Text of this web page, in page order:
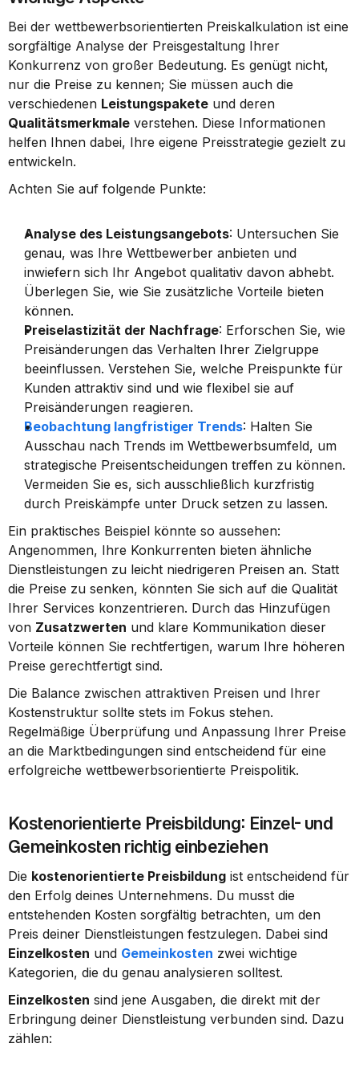
Bei der wettbewerbsorientierten Preiskalkulation ist eine
sorgfältige Analyse der Preisgestaltung Ihrer
Konkurrenz von großer Bedeutung. Es genügt nicht,
nur die Preise zu kennen; Sie müssen auch die
verschiedenen Leistungspakete
Qualitätsmerkmale verstehen. Diese Informationen
helfen Ihnen dabei, Ihre eigene Preisstrategie gezielt zu
entwickeln.
Achten Sie auf folgende Punkte:
Analyse des Leistungsangebots: Untersuchen Sie
genau, was Ihre Wettbewerber anbieten und
inwiefern sich Ihr Angebot qualitativ davon abhebt.
Überlegen Sie, wie Sie zusätzliche Vorteile bieten
können.
Preiselastizität der Nachfrage: Erforschen Sie, wie
Preisänderungen das Verhalten Ihrer Zielgruppe
beeinflussen. Verstehen Sie, welche Preispunkte für
Kunden attraktiv sind und wie flexibel sie auf
Preisänderungen reagieren.
Beobachtung langfristiger Trends: Halten Sie
Ausschau nach Trends im Wettbewerbsumfeld, um
strategische Preisentscheidungen treffen zu können.
Vermeiden Sie es, sich ausschließlich kurzfristig
durch Preiskämpfe unter Druck setzen zu lassen.
Ein praktisches Beispiel könnte so aussehen:
Angenommen, Ihre Konkurrenten bieten ähnliche
Dienstleistungen zu leicht niedrigeren Preisen an. Statt
die Preise zu senken, könnten Sie sich auf die Qualität
Ihrer Services konzentrieren. Durch das Hinzufügen
von Zusatzwerten und klare Kommunikation dieser
Vorteile können Sie rechtfertigen, warum Ihre höheren
Preise gerechtfertigt sind.
Die Balance zwischen attraktiven Preisen und Ihrer
Kostenstruktur sollte stets im Fokus stehen.
Regelmäßige Überprüfung und Anpassung Ihrer Preise
an die Marktbedingungen sind entscheidend für eine
erfolgreiche wettbewerbsorientierte Preispolitik.
Kostenorientierte Preisbildung: Einzel- und
Gemeinkosten richtig einbeziehen
Die kostenorientierte Preisbildung ist entscheidend für
den Erfolg deines Unternehmens. Du musst die
entstehenden Kosten sorgfältig betrachten, um den
Einzelkosten und Gemeinkosten zwei wichtige
Kategorien, die du genau analysieren solltest.
Einzelkosten sind jene Ausgaben, die direkt mit der
Erbringung deiner Dienstleistung verbunden sind. Dazu
zählen: